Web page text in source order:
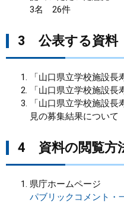
3名 26件
3 公表する資料
「山口県立学校施設長
「山口県立学校施設長
「山口県立学校施設
見の募集結果について
4 資料の閲覧方
県庁ホームページ
パブリックコメント・